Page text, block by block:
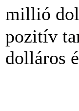
millió
pozitív
dolláros